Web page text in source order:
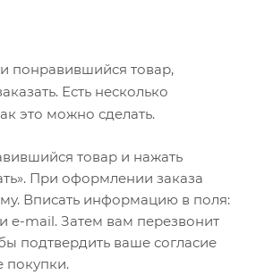
понравившийся товар,
Есть несколько
это можно сделать.
товар и нажать
При оформлении заказа
Вписать информацию в поля:
e-mail. Затем вам перезвонит
подтвердить ваше согласие
покупки.